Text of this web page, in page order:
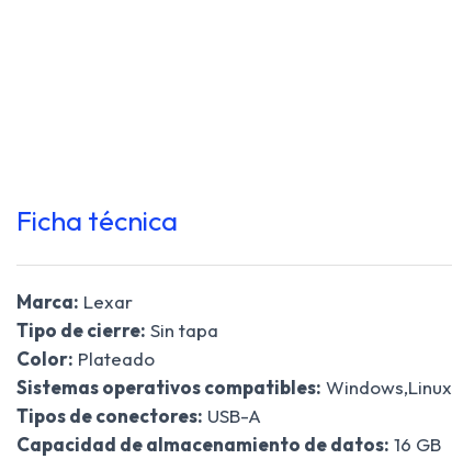
Ficha técnica
Marca: Lexar
Tipo de cierre: Sin tapa
Color: Plateado
Sistemas operativos compatibles: Windows,Linux
Tipos de conectores: USB-A
Capacidad de almacenamiento de datos: 16 GB